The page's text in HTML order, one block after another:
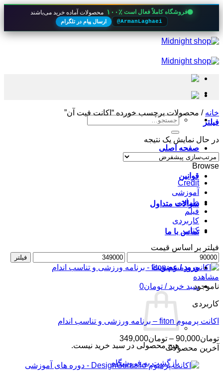
فروشگاه کاملاً فعال است ۱۰۰٪ محصولات آماده خرید می‌باشند
@ArmanLaghaei ارسال پیام در تلگرام
Skip
to
جستجو
صفحه اصلی
قوانین
سوالات متداول
تماس با ما
ورود / عضویت
سبد خرید / تومان0
هیچ محصولی در سبد خرید نیست.
بازگشت به فروشگاه
خانه / محصولات برچسب خورده “اکانت فیت آن”
فیلتر
در حال نمایش یک نتیجه
Browse
Credit
آموزشی
طراحی
فیلم
کاربردی
کتاب
فیلتر بر اساس قیمت
حداقل
قیمت
حداکثر
قیمت
فیلتر
مشاهده
ناموجود
کاربردی
اکانت پرمیوم fiton – برنامه ورزشی و تناسب اندام
تومان90,000
– تومان349,000محدوده
قیمت:
تا
آخرین محصولات